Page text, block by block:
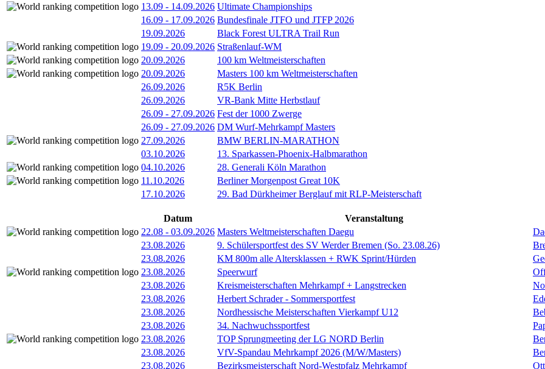
13.09 - 14.09.2026 Ultimate Championships
16.09 - 17.09.2026 Bundesfinale JTFO und JTFP 2026
19.09.2026
Black Forest ULTRA Trail Run
19.09 - 20.09.2026 Straßenlauf-WM
20.09.2026
100 km Weltmeisterschaften
20.09.2026
Masters 100 km Weltmeisterschaften
26.09.2026
R5K Berlin
26.09.2026
VR-Bank Mitte Herbstlauf
26.09 - 27.09.2026 Fest der 1000 Zwerge
26.09 - 27.09.2026 DM Wurf-Mehrkampf Masters
27.09.2026
BMW BERLIN-MARATHON
03.10.2026
13. Sparkassen-Phoenix-Halbmarathon
04.10.2026
28. Generali Köln Marathon
11.10.2026
Berliner Morgenpost Great 10K
17.10.2026
29. Bad Dürkheimer Berglauf mit RLP-Meisterschaft
Datum Veranstaltung
22.08 - 03.09.2026 Masters Weltmeisterschaften Daegu
23.08.2026
9. Schülersportfest des SV Werder Bremen (So. 23.08.26)
23.08.2026
KM 800m alle Altersklassen + RWK Sprint/Hürden
23.08.2026
Speerwurf
23.08.2026
Kreismeisterschaften Mehrkampf + Langstrecken
23.08.2026
Herbert Schrader - Sommersportfest
23.08.2026
Nordhessische Meisterschaften Vierkampf U12
23.08.2026
34. Nachwuchssportfest
23.08.2026
TOP Sprungmeeting der LG NORD Berlin
23.08.2026
VfV-Spandau Mehrkampf 2026 (M/W/Masters)
23.08.2026
Bezirksmeisterschaft Nord-Westpfalz Mehrkampf